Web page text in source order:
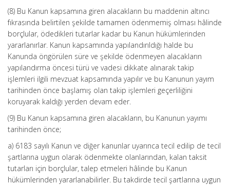
(8) Bu Kanun kapsamına giren alacakların bu maddenin altıncı
fıkrasında belirtilen şekilde tamamen ödenmemiş olması hâlinde
borçlular, ödedikleri tutarlar kadar bu Kanun hükümlerinden
yararlanırlar. Kanun kapsamında yapılandırıldığı halde bu
Kanunda öngörülen süre ve şekilde ödenmeyen alacakların
yapılandırma öncesi türü ve vadesi dikkate alınarak takip
işlemleri ilgili mevzuat kapsamında yapılır ve bu Kanunun yayım
tarihinden önce başlamış olan takip işlemleri geçerliliğini
koruyarak kaldığı yerden devam eder.
(9) Bu Kanun kapsamına giren alacakların, bu Kanunun yayımı
tarihinden önce;
a) 6183 sayılı Kanun ve diğer kanunlar uyarınca tecil edilip de tecil
şartlarına uygun olarak ödenmekte olanlarından, kalan taksit
tutarları için borçlular, talep etmeleri hâlinde bu Kanun
hükümlerinden yararlanabilirler. Bu takdirde tecil şartlarına uygun